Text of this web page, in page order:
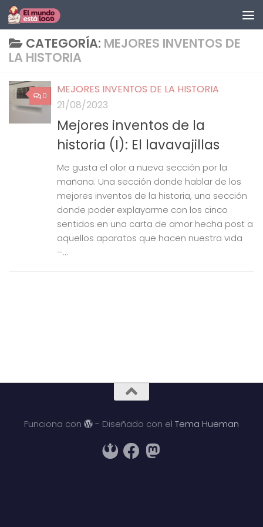
Saltar al contenido
CATEGORÍA: MEJORES INVENTOS DE
LA HISTORIA
0
MEJORES INVENTOS DE LA HISTORIA
21/08/2023
Mejores inventos de la
historia (I): El lavavajillas
Me gusta el olor a nueva sección por la
mañana. Una sección donde hablar de los
mejores inventos de la historia, una sección
donde poder explayarme con los cinco
sentidos en una carta de amor hecha post a
aquellos aparatos que hacen nuestra vida
–...
Funciona con - Diseñado con el Tema Hueman